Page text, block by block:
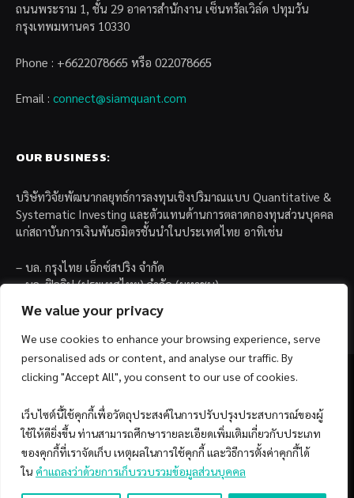
We value your privacy
We use cookies to enhance your browsing experience, serve
personalised ads or content, and analyse our traffic. By
clicking "Accept All", you consent to our use of cookies.
เว็บไซต์นี้ใช้คุกกี้เพื่อวัตถุประสงค์ในการปรับปรุงประสบการณ์ของผู้
ใช้ให้ดียิ่งขึ้น ท่านสามารถศึกษารายละเอียดเพิ่มเติมเกี่ยวกับประเภท
ของคุกกี้ที่เราจัดเก็บ เหตุผลในการใช้คุกกี้ และวิธีการตั้งค่าคุกกี้ได้
ใน คำแถลงว่าด้วยการเก็บรวบรวมข้อมูลส่วนบุคคล
ถนนพระราม 1, ชั้น 29 อาคารสำนักงาน เซ็นทรัลเวิล์ด ปทุมวัน
กรุงเทพมหานคร 10330
Phone : +6622078665 หรือ 022078665
Email : connect@siamquant.com
OUR BUSINESS:
บริษัทวิจัยพัฒนากลยุทธ์การลงทุนเชิงปริมาณแบบ Quantitative &
Systematic Investing และตัวแทนด้านการตลาดกองทุนส่วนบุคคล
แก่สถาบันการเงินพันธมิตรชั้นนำในประเทศไทย อาทิเช่น
– บล. กรุงไทย เอ็กซ์สปริง จำกัด
– บล. ฟิลลิป (ประเทศไทย) จำกัด (มหาชน)
FacebookYouTube
© 2026 Copyright by SiamQuant.